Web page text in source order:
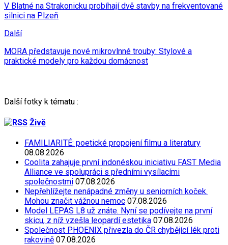
V Blatné na Strakonicku probíhají dvě stavby na frekventované
silnici na Plzeň
Další
MORA představuje nové mikrovlnné trouby: Stylové a
praktické modely pro každou domácnost
Další fotky k tématu :
Živě
FAMILIARITÉ: poetické propojení filmu a literatury
08.08.2026
Coolita zahajuje první indonéskou iniciativu FAST Media
Alliance ve spolupráci s předními vysílacími
společnostmi 07.08.2026
Nepřehlížejte nenápadné změny u seniorních koček.
Mohou značit vážnou nemoc 07.08.2026
Model LEPAS L8 už znáte. Nyní se podívejte na první
skicu, z níž vzešla leopardí estetika 07.08.2026
Společnost PHOENIX přivezla do ČR chybějící lék proti
rakovině 07.08.2026